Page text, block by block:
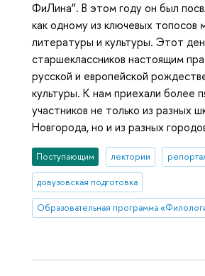
ФиЛина”. В этом году он был
как одному из ключевых топосов
литературы и культуры. Этот
старшеклассников настоящим
русской и европейской
культуры. К нам приехали более
участников не только из разных
Новгорода, но и из разных
Поступающим лектории
довузовская подготовка
Образовательная программа